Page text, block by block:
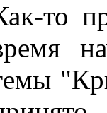
то